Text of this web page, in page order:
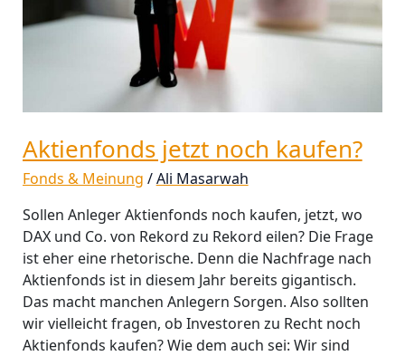
Aktienfonds jetzt noch kaufen?
Fonds & Meinung /Ali Masarwah
Sollen Anleger Aktienfonds noch kaufen, jetzt, wo
DAX und Co. von Rekord zu Rekord eilen? Die Frage
ist eher eine rhetorische. Denn die Nachfrage nach
Aktienfonds ist in diesem Jahr bereits gigantisch.
Das macht manchen Anlegern Sorgen. Also sollten
wir vielleicht fragen, ob Investoren zu Recht noch
Aktienfonds kaufen? Wie dem auch sei: Wir sind